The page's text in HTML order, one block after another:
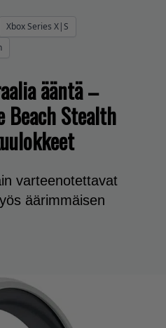
Xbox Series X|S
ääntä –
Beach Stealth
varteenotettavat
äärimmäisen